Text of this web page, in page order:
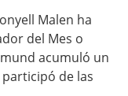
Malen ha
del Mes o
acumuló un
de las